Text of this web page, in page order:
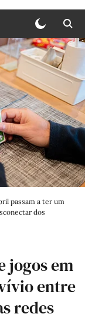
passam a ter um
dos
jogos em
entre
redes